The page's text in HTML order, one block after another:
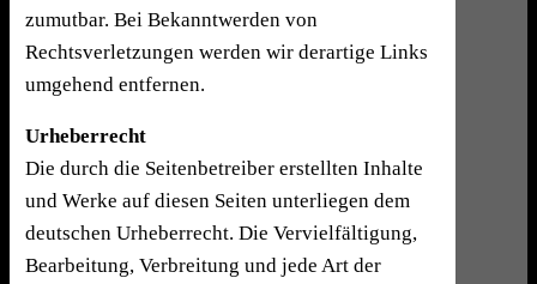
zumutbar. Bei Bekanntwerden von
Rechtsverletzungen werden wir derartige Links
umgehend entfernen.
Urheberrecht
Die durch die Seitenbetreiber erstellten Inhalte
und Werke auf diesen Seiten unterliegen dem
deutschen Urheberrecht. Die Vervielfältigung,
Bearbeitung, Verbreitung und jede Art der